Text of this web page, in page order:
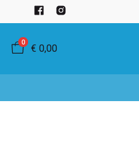
0
€ 0,00